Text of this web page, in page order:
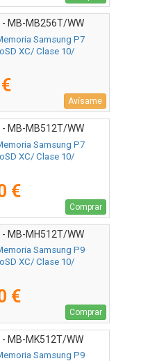
- MB-MB256T/WW
Samsung P7
XC/ Clase 10/
Avísame
- MB-MB512T/WW
Samsung P7
XC/ Clase 10/
€
Comprar
- MB-MH512T/WW
Samsung P9
XC/ Clase 10/
€
Comprar
- MB-MK512T/WW
Samsung P9